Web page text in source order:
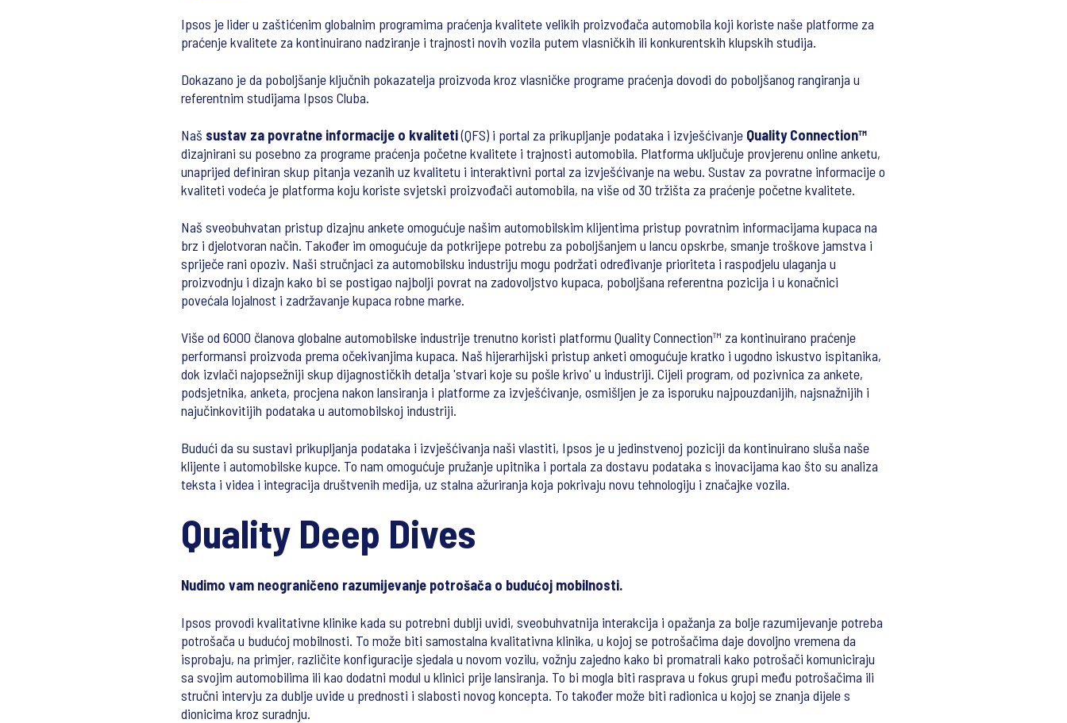
Ipsos je lider u zaštićenim globalnim programima praćenja kvalitete velikih proizvođača automobila koji koriste naše platforme za
praćenje kvalitete za kontinuirano nadziranje i trajnosti novih vozila putem vlasničkih ili konkurentskih klupskih studija.
Dokazano je da poboljšanje ključnih pokazatelja proizvoda kroz vlasničke programe praćenja dovodi do poboljšanog rangiranja u
referentnim studijama Ipsos Cluba.
Naš sustav za povratne informacije o kvaliteti(QFS) i portal za prikupljanje podataka i izvješćivanje Quality Connection™
dizajnirani su posebno za programe praćenja početne kvalitete i trajnosti automobila. Platforma uključuje provjerenu online anketu,
unaprijed definiran skup pitanja vezanih uz kvalitetu i interaktivni portal za izvješćivanje na webu. Sustav za povratne informacije o
kvaliteti vodeća je platforma koju koriste svjetski proizvođači automobila, na više od 30 tržišta za praćenje početne kvalitete.
Naš sveobuhvatan pristup dizajnu ankete omogućuje našim automobilskim klijentima pristup povratnim informacijama kupaca na
brz i djelotvoran način. Također im omogućuje da potkrijepe potrebu za poboljšanjem u lancu opskrbe, smanje troškove jamstva i
spriječe rani opoziv. Naši stručnjaci za automobilsku industriju mogu podržati određivanje prioriteta i raspodjelu ulaganja u
proizvodnju i dizajn kako bi se postigao najbolji povrat na zadovoljstvo kupaca, poboljšana referentna pozicija i u konačnici
povećala lojalnost i zadržavanje kupaca robne marke.
Više od 6000 članova globalne automobilske industrije trenutno koristi platformu Quality Connection™ za kontinuirano praćenje
performansi proizvoda prema očekivanjima kupaca. Naš hijerarhijski pristup anketi omogućuje kratko i ugodno iskustvo ispitanika,
dok izvlači najopsežniji skup dijagnostičkih detalja 'stvari koje su pošle krivo' u industriji. Cijeli program, od pozivnica za ankete,
podsjetnika, anketa, procjena nakon lansiranja i platforme za izvješćivanje, osmišljen je za isporuku najpouzdanijih, najsnažnijih i
najučinkovitijih podataka u automobilskoj industriji.
Budući da su sustavi prikupljanja podataka i izvješćivanja naši vlastiti, Ipsos je u jedinstvenoj poziciji da kontinuirano sluša naše
klijente i automobilske kupce. To nam omogućuje pružanje upitnika i portala za dostavu podataka s inovacijama kao što su analiza
teksta i videa i integracija društvenih medija, uz stalna ažuriranja koja pokrivaju novu tehnologiju i značajke vozila.
Quality Deep Dives
Nudimo vam neograničeno razumijevanje potrošača o budućoj mobilnosti.
Ipsos provodi kvalitativne klinike kada su potrebni dublji uvidi, sveobuhvatnija interakcija i opažanja za bolje razumijevanje potreba
potrošača u budućoj mobilnosti. To može biti samostalna kvalitativna klinika, u kojoj se potrošačima daje dovoljno vremena da
isprobaju, na primjer, različite konfiguracije sjedala u novom vozilu, vožnju zajedno kako bi promatrali kako potrošači komuniciraju
sa svojim automobilima ili kao dodatni modul u klinici prije lansiranja. To bi mogla biti rasprava u fokus grupi među potrošačima ili
stručni intervju za dublje uvide u prednosti i slabosti novog koncepta. To također može biti radionica u kojoj se znanja dijele s
dionicima kroz suradnju.